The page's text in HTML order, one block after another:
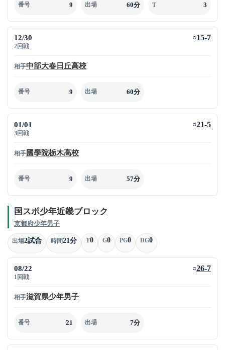
番号 9 出場 60分 T 3
12/30
2回戦
○15-7
相手中部大春日丘高校
番号 9 出場 60分
01/01
3回戦
○21-5
相手國學院栃木高校
番号 9 出場 57分
国スポ少年近畿ブロック
京都府少年男子
出場2試合 時間21分 T0 G0 PG0 DG0
08/22
1回戦
○26-7
相手滋賀県少年男子
番号 21 出場 7分